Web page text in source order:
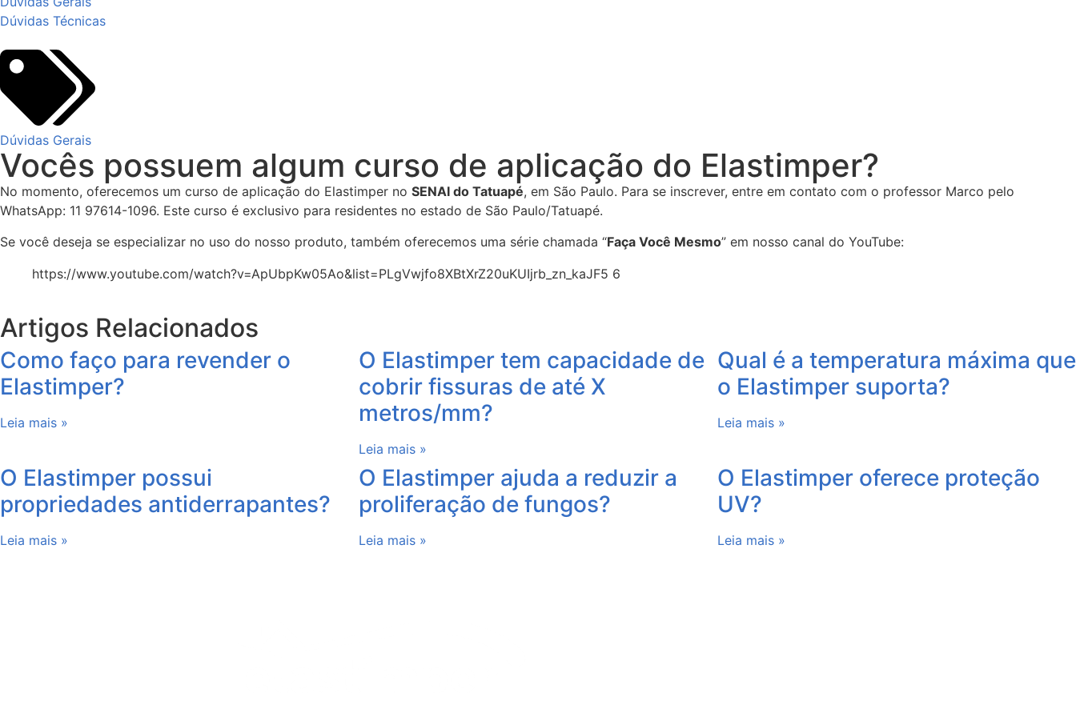
Dúvidas Técnicas
Dúvidas Gerais
Vocês possuem algum curso de aplicação do Elastimper?
No momento, oferecemos um curso de aplicação do Elastimper no SENAI do Tatuapé, em São Paulo. Para se inscrever, entre em contato com o professor Marco pelo
WhatsApp: 11 97614-1096. Este curso é exclusivo para residentes no estado de São Paulo/Tatuapé.
Se você deseja se especializar no uso do nosso produto, também oferecemos uma série chamada “Faça Você Mesmo” em nosso canal do YouTube:
https://www.youtube.com/watch?v=ApUbpKw05Ao&list=PLgVwjfo8XBtXrZ20uKUIjrb_zn_kaJF5 6
Artigos Relacionados
Como faço para revender o
Elastimper?
Leia mais »
O Elastimper tem capacidade de
cobrir fissuras de até X
metros/mm?
Leia mais »
Qual é a temperatura máxima que
o Elastimper suporta?
Leia mais »
O Elastimper possui
propriedades antiderrapantes?
Leia mais »
O Elastimper ajuda a reduzir a
proliferação de fungos?
Leia mais »
O Elastimper oferece proteção
UV?
Leia mais »